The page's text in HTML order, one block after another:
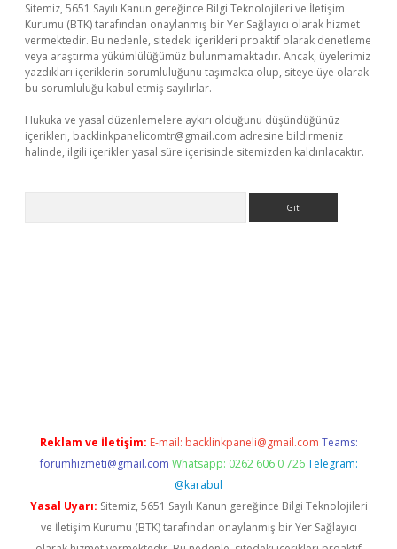
Sitemiz, 5651 Sayılı Kanun gereğince Bilgi Teknolojileri ve İletişim
Kurumu (BTK) tarafından onaylanmış bir Yer Sağlayıcı olarak hizmet
vermektedir. Bu nedenle, sitedeki içerikleri proaktif olarak denetleme
veya araştırma yükümlülüğümüz bulunmamaktadır. Ancak, üyelerimiz
yazdıkları içeriklerin sorumluluğunu taşımakta olup, siteye üye olarak
bu sorumluluğu kabul etmiş sayılırlar.
Hukuka ve yasal düzenlemelere aykırı olduğunu düşündüğünüz
içerikleri, backlinkpanelicomtr@gmail.com adresine bildirmeniz
halinde, ilgili içerikler yasal süre içerisinde sitemizden kaldırılacaktır.
Reklam ve İletişim: E-mail: backlinkpaneli@gmail.com Teams:
forumhizmeti@gmail.com Whatsapp: 0262 606 0 726 Telegram:
@karabul
Yasal Uyarı: Sitemiz, 5651 Sayılı Kanun gereğince Bilgi Teknolojileri
ve İletişim Kurumu (BTK) tarafından onaylanmış bir Yer Sağlayıcı